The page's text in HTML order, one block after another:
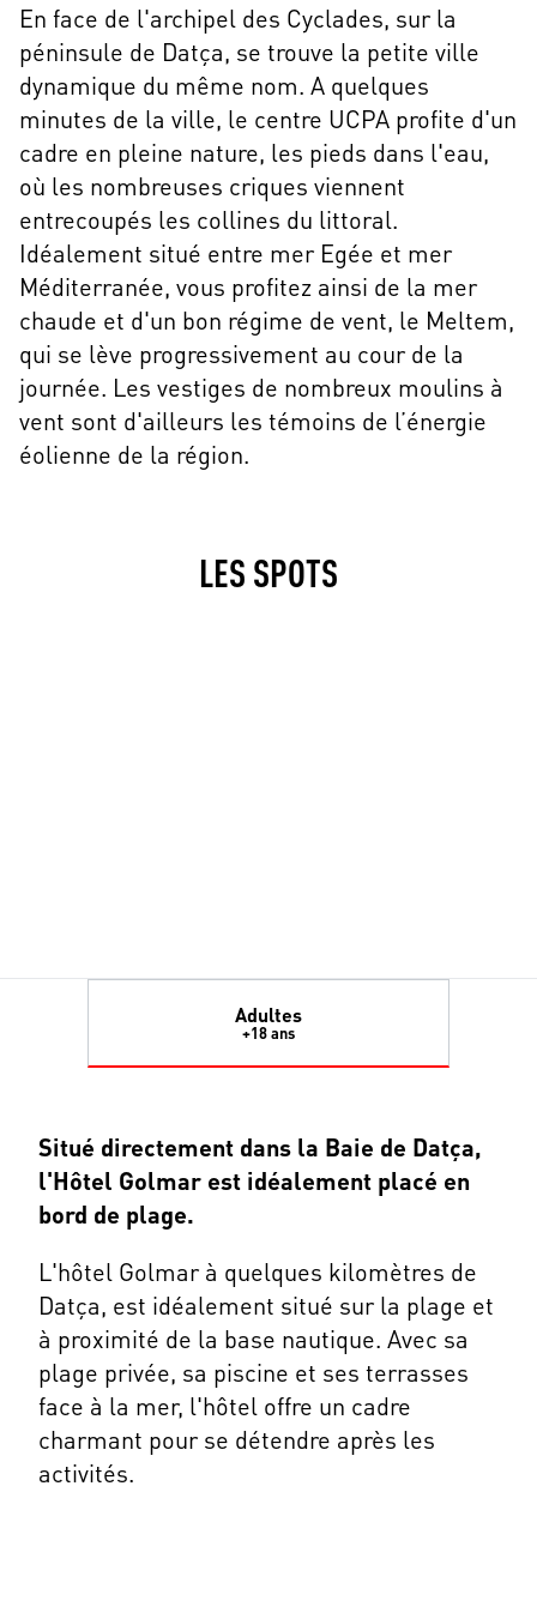
En face de l'archipel des Cyclades, sur la
péninsule de Datça, se trouve la petite ville
dynamique du même nom. A quelques
minutes de la ville, le centre UCPA profite d'un
cadre en pleine nature, les pieds dans l'eau,
où les nombreuses criques viennent
entrecoupés les collines du littoral.
Idéalement situé entre mer Egée et mer
Méditerranée, vous profitez ainsi de la mer
chaude et d'un bon régime de vent, le Meltem,
qui se lève progressivement au cour de la
journée. Les vestiges de nombreux moulins à
vent sont d'ailleurs les témoins de l’énergie
éolienne de la région.
LES SPOTS
Adultes
+18 ans
Situé directement dans la Baie de Datça,
l'Hôtel Golmar est idéalement placé en
bord de plage.
L'hôtel Golmar à quelques kilomètres de
Datça, est idéalement situé sur la plage et
à proximité de la base nautique. Avec sa
plage privée, sa piscine et ses terrasses
face à la mer, l'hôtel offre un cadre
charmant pour se détendre après les
activités.